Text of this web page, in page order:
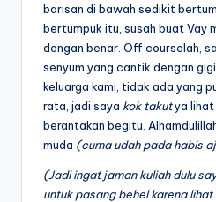
barisan di bawah sedikit
bertumpuk itu, susah buat Vay
dengan benar. Off courselah,
senyum yang cantik dengan
keluarga kami, tidak ada yang
rata, jadi saya kok takutya lihat
berantakan begitu.
muda (cuma udah pada habis
(Jadi ingat jaman kuliah dulu
untuk pasang behel karena